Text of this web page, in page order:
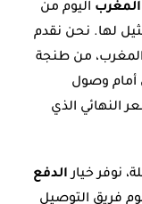
اليوم من
لها. نحن نقدم
المغرب، من طنجة
أمام وصول
النهائي الذي
نوفر خيارالدفع
فريق التوصيل